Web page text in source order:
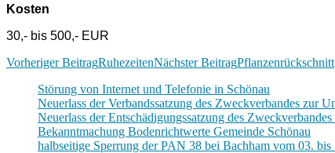
Kosten
30,- bis 500,- EUR
Beitragsnavigation
Vorheriger BeitragRuhezeitenNächster BeitragPflanzenrückschnitt
Störung von Internet und Telefonie in Schönau
Neuerlass der Verbandssatzung des Zweckverbandes zur
Neuerlass der Entschädigungssatzung des
Bekanntmachung Bodenrichtwerte Gemeinde Schönau
halbseitige Sperrung der PAN 38 bei Bachham vom 03.